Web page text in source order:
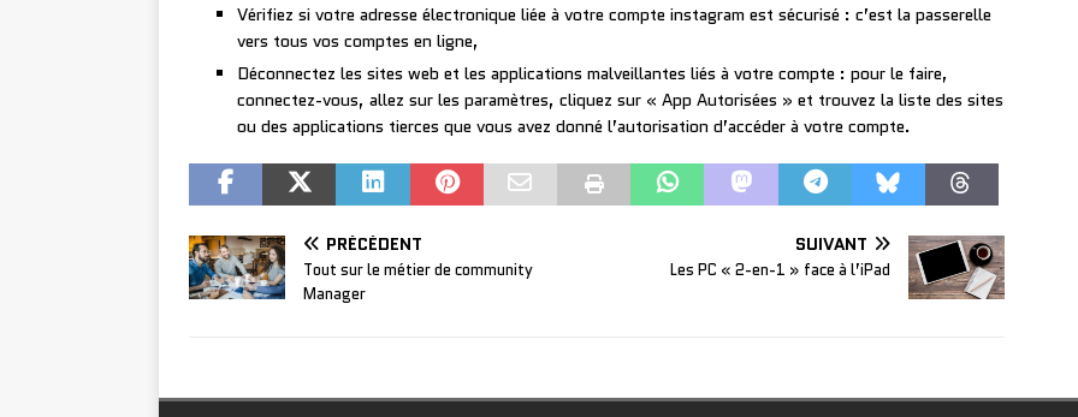
Vérifiez si votre adresse électronique liée à votre compte instagram est sécurisé : c’est la passerelle
vers tous vos comptes en ligne,
Déconnectez les sites web et les applications malveillantes liés à votre compte : pour le faire,
connectez-vous, allez sur les paramètres, cliquez sur « App Autorisées » et trouvez la liste des sites
ou des applications tierces que vous avez donné l’autorisation d’accéder à votre compte.
PRÉCÉDENT
Tout sur le métier de community
Manager
SUIVANT
Les PC « 2-en-1 » face à l’iPad